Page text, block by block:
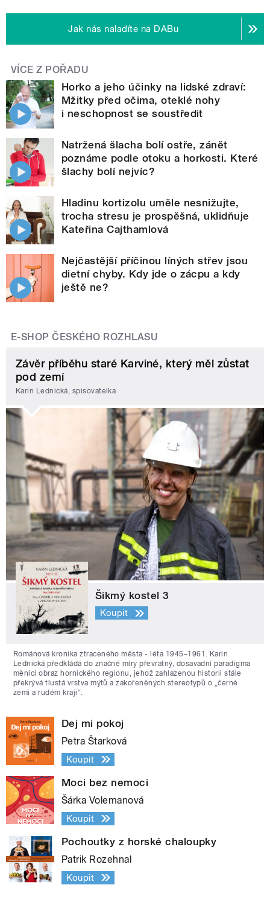
Jak nás naladíte na DABu
VÍCE Z POŘADU
Horko a jeho účinky na lidské zdraví:
Mžitky před očima, oteklé nohy
i neschopnost se soustředit
Natržená šlacha bolí ostře, zánět
poznáme podle otoku a horkosti. Které
šlachy bolí nejvíc?
Hladinu kortizolu uměle nesnižujte,
trocha stresu je prospěšná, uklidňuje
Kateřina Cajthamlová
Nejčastější příčinou líných střev jsou
dietní chyby. Kdy jde o zácpu a kdy
ještě ne?
E-SHOP ČESKÉHO ROZHLASU
Závěr příběhu staré Karviné, který měl zůstat
pod zemí
Karin Lednická, spisovatelka
Šikmý kostel 3
Koupit
Románová kronika ztraceného města - léta 1945–1961. Karin
Lednická předkládá do značné míry převratný, dosavadní paradigma
měnící obraz hornického regionu, jehož zahlazenou historii stále
překrývá tlustá vrstva mýtů a zakořeněných stereotypů o „černé
zemi a rudém kraji“.
Dej mi pokoj
Petra Štarková
Koupit
Moci bez nemoci
Šárka Volemanová
Koupit
Pochoutky z horské chaloupky
Patrik Rozehnal
Koupit